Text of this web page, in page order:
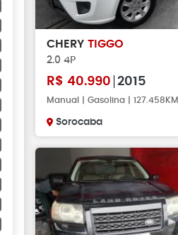
CHERY TIGGO
2.0 4P
R$ 40.990 2015
Manual | Gasolina | 127.458KM
Sorocaba